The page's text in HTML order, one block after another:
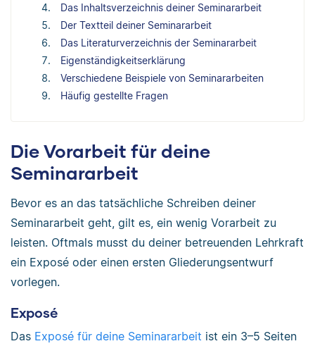
Das Inhaltsverzeichnis deiner Seminararbeit
Der Textteil deiner Seminararbeit
Das Literaturverzeichnis der Seminararbeit
Eigenständigkeitserklärung
Verschiedene Beispiele von Seminararbeiten
Häufig gestellte Fragen
Die Vorarbeit für deine
Seminararbeit
Bevor es an das tatsächliche Schreiben deiner
Seminararbeit geht, gilt es, ein wenig Vorarbeit zu
leisten. Oftmals musst du deiner betreuenden Lehrkraft
ein Exposé oder einen ersten Gliederungsentwurf
vorlegen.
Exposé
Das Exposé für deine Seminararbeit ist ein 3–5 Seiten